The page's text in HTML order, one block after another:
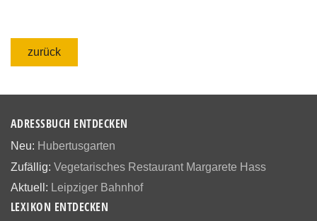
zurück
ADRESSBUCH ENTDECKEN
Neu: Hubertusgarten
Zufällig: Vegetarisches Restaurant Margarete Hass
Aktuell: Leipziger Bahnhof
LEXIKON ENTDECKEN